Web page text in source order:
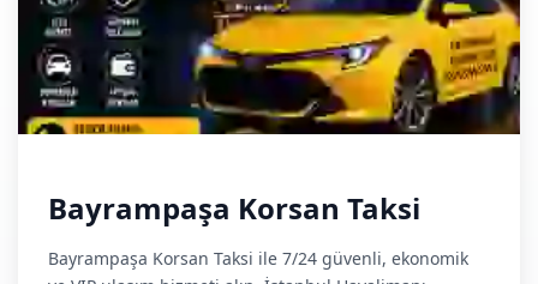
Bayrampaşa Korsan Taksi
Bayrampaşa Korsan Taksi ile 7/24 güvenli, ekonomik